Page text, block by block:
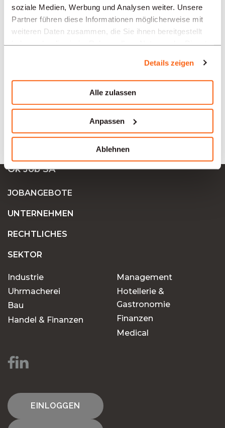
soziale Medien, Werbung und Analysen weiter. Unsere
Partner führen diese Informationen möglicherweise mit
weiteren Daten zusammen, die Sie ihnen bereitgestellt
Details zeigen
Alle zulassen
Anpassen
Ablehnen
BRANCHEN
SPRACHE
Ok Job SA
JOBANGEBOTE
UNTERNEHMEN
RECHTLICHES
SEKTOR
Industrie
Uhrmacherei
Bau
Handel & Finanzen
Management
Hotellerie &
Gastronomie
Finanzen
Medical
EINLOGGEN